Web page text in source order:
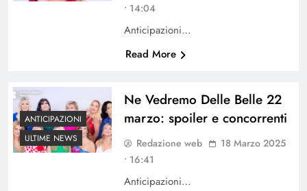
• 14:04
Anticipazioni…
Read More
ANTICIPAZIONI
ULTIME NEWS
Ne Vedremo Delle Belle 22
marzo: spoiler e concorrenti
Redazione web
18 Marzo 2025
• 16:41
Anticipazioni…